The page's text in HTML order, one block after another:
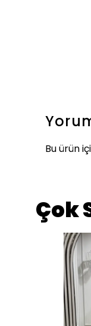
Bu ürün
Çok